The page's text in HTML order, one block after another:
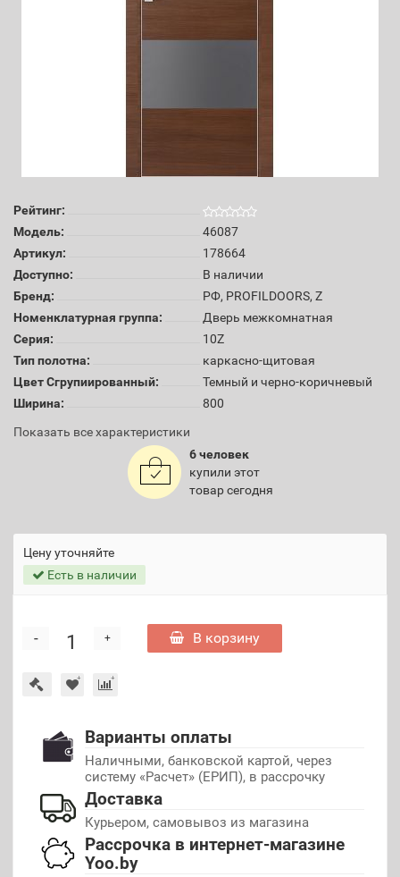
Рейтинг:
Модель:
46087
Артикул:
178664
Доступно:
В наличии
Бренд:
РФ, PROFILDOORS, Z
Номенклатурная группа:
Дверь межкомнатная
Серия:
10Z
Тип полотна:
каркасно-щитовая
Цвет Сгрупиированный:
Темный и черно-коричневый
Ширина:
800
Показать все характеристики
6 человек
купили этот
товар сегодня
Цену уточняйте
Есть в наличии
+
- В корзину
Варианты оплаты
Наличными, банковской картой, через
систему «Расчет» (ЕРИП), в рассрочку
Доставка
Курьером, самовывоз из магазина
Рассрочка в интернет-магазине
Yoo.by